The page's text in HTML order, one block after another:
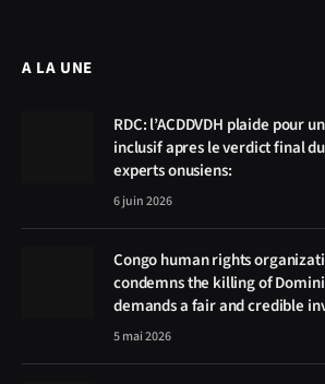
A LA UNE
RDC: l’ACDDVDH plaide pour
inclusif apres le verdict final
experts onusiens:
6 juin 2026
Congo human rights
condemns the killing of
demands a fair and credible
5 mai 2026